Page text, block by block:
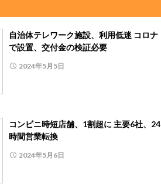
自治体テレワーク施設、利用低迷 コロナ
で設置、交付金の検証必要
2024年5月5日
コンビニ時短店舗、1割超に 主要6社、24
時間営業転換
2024年5月6日